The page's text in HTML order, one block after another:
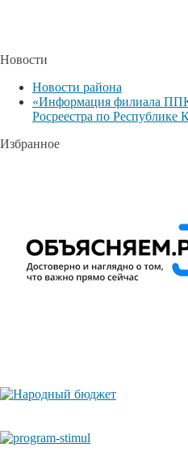
Новости
Новости района
«Информация филиала
Росреестра по Республике
Избранное